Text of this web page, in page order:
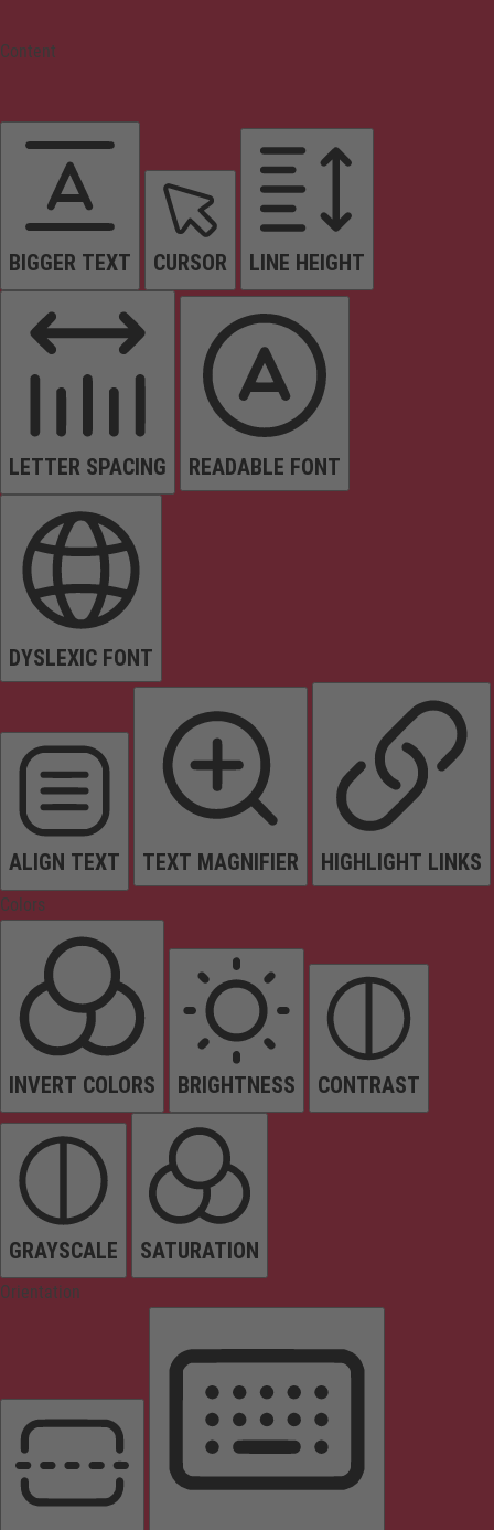
Content
BIGGER TEXT CURSOR LINE HEIGHT
LETTER SPACING READABLE FONT
DYSLEXIC FONT
ALIGN TEXT TEXT MAGNIFIER HIGHLIGHT LINKS
Colors
INVERT COLORS BRIGHTNESS CONTRAST
GRAYSCALE SATURATION
Orientation